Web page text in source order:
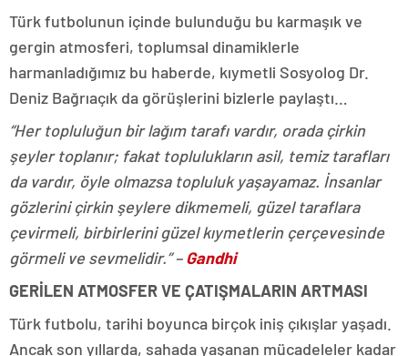
Türk futbolunun içinde bulunduğu bu karmaşık ve
gergin atmosferi, toplumsal dinamiklerle
harmanladığımız bu haberde, kıymetli Sosyolog Dr.
Deniz Bağrıaçık da görüşlerini bizlerle paylaştı…
“Her topluluğun bir lağım tarafı vardır, orada çirkin
şeyler toplanır; fakat toplulukların asil, temiz tarafları
da vardır, öyle olmazsa topluluk yaşayamaz. İnsanlar
gözlerini çirkin şeylere dikmemeli, güzel taraflara
çevirmeli, birbirlerini güzel kıymetlerin çerçevesinde
görmeli ve sevmelidir.” –Gandhi
GERİLEN ATMOSFER VE ÇATIŞMALARIN ARTMASI
Türk futbolu, tarihi boyunca birçok iniş çıkışlar yaşadı.
Ancak son yıllarda, sahada yaşanan mücadeleler kadar